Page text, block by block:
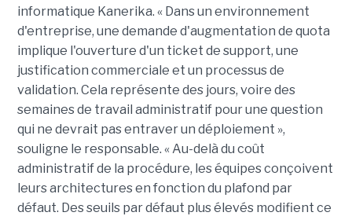
informatique Kanerika. « Dans un environnement
d'entreprise, une demande d'augmentation de quota
implique l'ouverture d'un ticket de support, une
justification commerciale et un processus de
validation. Cela représente des jours, voire des
semaines de travail administratif pour une question
qui ne devrait pas entraver un déploiement »,
souligne le responsable. « Au-delà du coût
administratif de la procédure, les équipes conçoivent
leurs architectures en fonction du plafond par
défaut. Des seuils par défaut plus élevés modifient ce